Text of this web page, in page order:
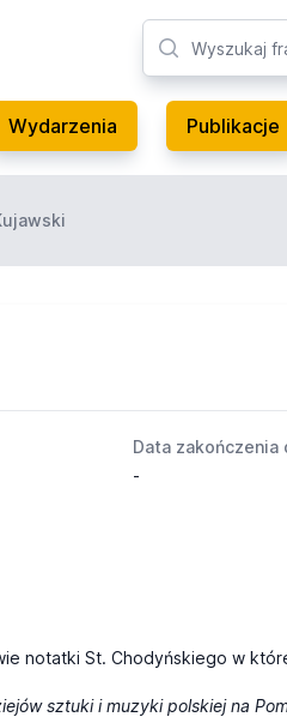
Wydarzenia Publikacje
Data zakończenia
-
notatki St. Chodyńskiego w
sztuki i muzyki polskiej na